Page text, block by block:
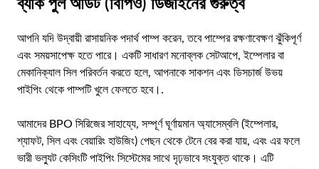
ব্যাক পুল আউট (বিপিও) ডিজাইনের গুরুত্ব
আপনি যদি উদ্বায়ী রাসায়নিক পদার্থ পাম্প করেন, তবে পাম্পের রক্ষণাবেক্ষণ ঝুঁকিপূর্ণ
এবং সময়সাপেক্ষ হতে পারে। একটি সাধারণ মনোব্লক সেটআপে, ইম্পেলার বা
মেকানিক্যাল সিল পরিবর্তন করতে হলে, আপনাকে সাকশন এবং ডিসচার্জ উভয়
পাইপিং থেকে পাম্পটি খুলে ফেলতে হবে।.
আমাদের BPO সিরিজের সাহায্যে, সম্পূর্ণ ঘূর্ণায়মান অ্যাসেম্বলি (ইম্পেলার,
শ্যাফট, সিল এবং বেয়ারিং হাউজিং) পেছন থেকে টেনে বের করা যায়, এবং এর ফলে
ভারী ভল্যুট কেসিংটি পাইপিং সিস্টেমের সাথে দৃঢ়ভাবে সংযুক্ত থাকে। এটি